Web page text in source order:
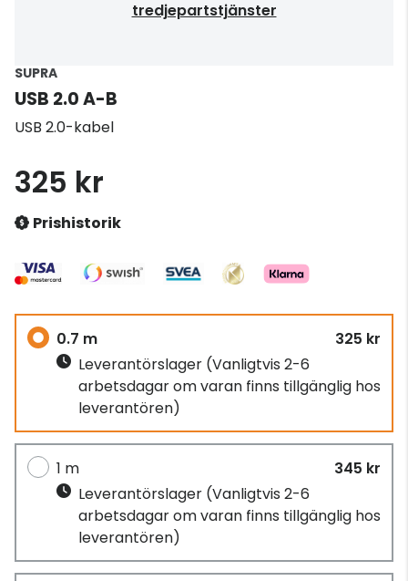
tredjepartstjänster
SUPRA
USB 2.0 A-B
USB 2.0-kabel
325 kr
Prishistorik
0.7 m
325 kr
Leverantörslager (Vanligtvis 2-6
arbetsdagar om varan finns tillgänglig hos
leverantören)
1 m
345 kr
Leverantörslager (Vanligtvis 2-6
arbetsdagar om varan finns tillgänglig hos
leverantören)